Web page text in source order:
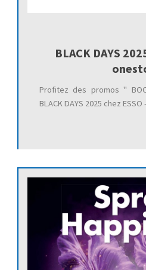
BLACK DAYS
Profitez des promos "
BLACK DAYS 2025 chez